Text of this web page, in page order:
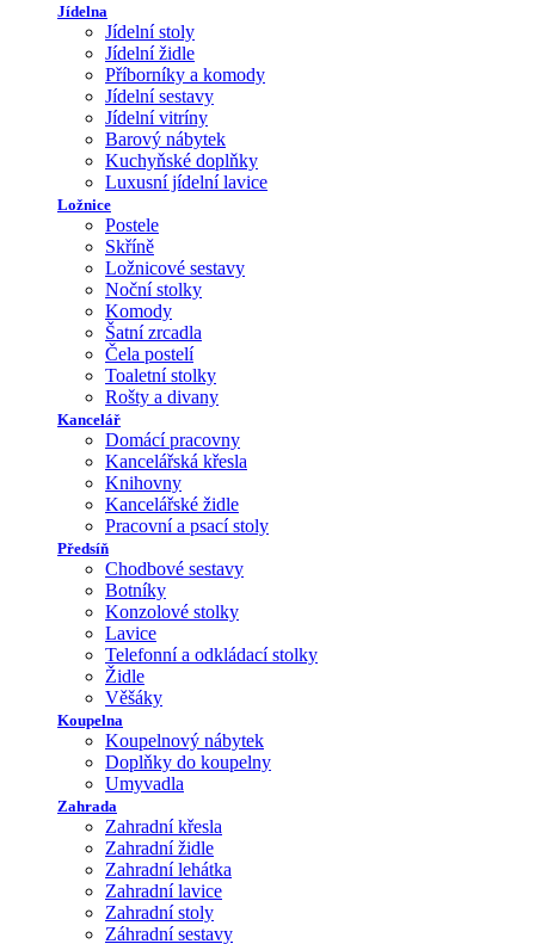
Jídelna
Jídelní stoly
Jídelní židle
Příborníky a komody
Jídelní sestavy
Jídelní vitríny
Barový nábytek
Kuchyňské doplňky
Luxusní jídelní lavice
Ložnice
Postele
Skříně
Ložnicové sestavy
Noční stolky
Komody
Šatní zrcadla
Čela postelí
Toaletní stolky
Rošty a divany
Kancelář
Domácí pracovny
Kancelářská křesla
Knihovny
Kancelářské židle
Pracovní a psací stoly
Předsíň
Chodbové sestavy
Botníky
Konzolové stolky
Lavice
Telefonní a odkládací stolky
Židle
Věšáky
Koupelna
Koupelnový nábytek
Doplňky do koupelny
Umyvadla
Zahrada
Zahradní křesla
Zahradní židle
Zahradní lehátka
Zahradní lavice
Zahradní stoly
Záhradní sestavy